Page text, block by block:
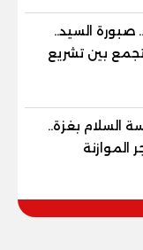
صبورة السيد..
تجمع بين تشريع
الإنسان
السلام بغزة..
الموازنة